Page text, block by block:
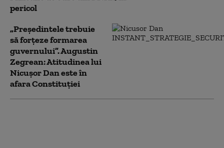
pericol
„Președintele trebuie
să forțeze formarea
guvernului”. Augustin
Zegrean: Atitudinea lui
Nicușor Dan este în
afara Constituției